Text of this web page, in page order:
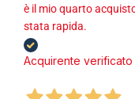
è il mio quarto
stata rapida.
Acquirente verificato